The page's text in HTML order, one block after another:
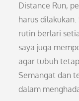
Distance Run,
harus
rutin berlari
saya juga
agar tubuh
Semangat dan
dalam